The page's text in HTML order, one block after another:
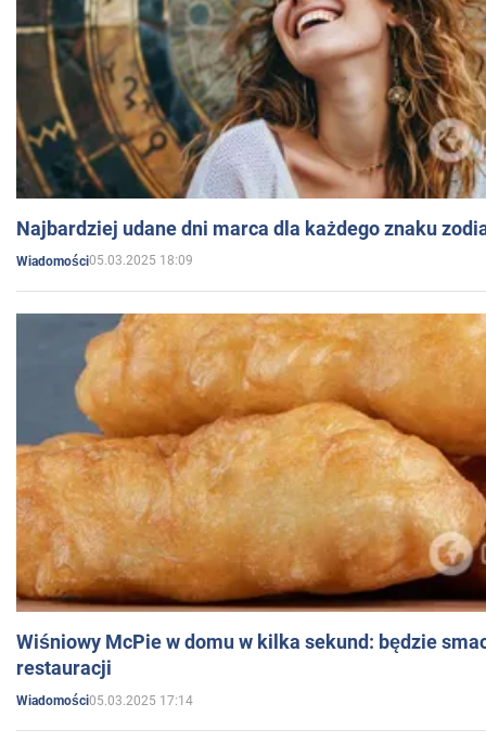
Najbardziej udane dni marca dla każdego znaku
Wiadomości05.03.2025 18:09
Wiśniowy McPie w domu w kilka sekund: będzie
restauracji
Wiadomości05.03.2025 17:14